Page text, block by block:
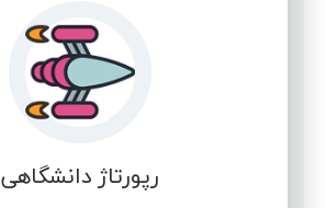
رپورتاژ دانشگاهی